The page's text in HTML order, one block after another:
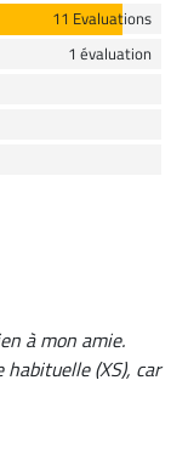
11 Evaluations
1 évaluation
à mon amie.
(XS), car